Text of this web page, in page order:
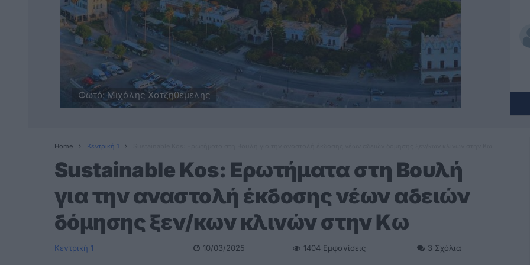
Φωτό: Μιχάλης Χατζηθέμελης
Home Κεντρική 1
Sustainable Kos: Ερωτήματα στη Βουλή
για την αναστολή έκδοσης νέων αδειών
δόμησης ξεν/κων κλινών στην Κω
Κεντρική 1 10/03/2025 1404 Εμφανίσεις 3 Σχόλια